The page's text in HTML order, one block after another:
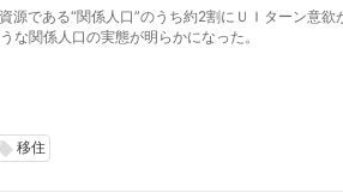
源である“関係人口”のうち約2割にＵＩターン意
関係人口の実態が明らかになった。
移住